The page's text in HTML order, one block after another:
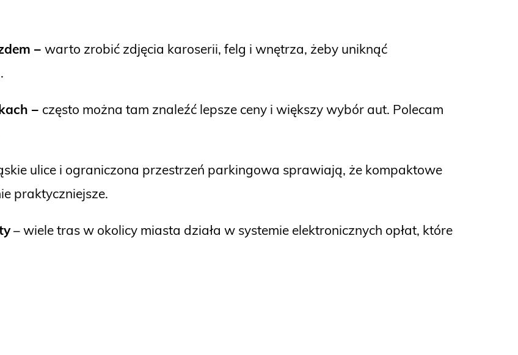
– warto zrobić zdjęcia karoserii, felg i wnętrza, żeby uniknąć
– często można tam znaleźć lepsze ceny i większy wybór aut. Polecam
ulice i ograniczona przestrzeń parkingowa sprawiają, że kompaktowe
praktyczniejsze.
– wiele tras w okolicy miasta działa w systemie elektronicznych opłat, które